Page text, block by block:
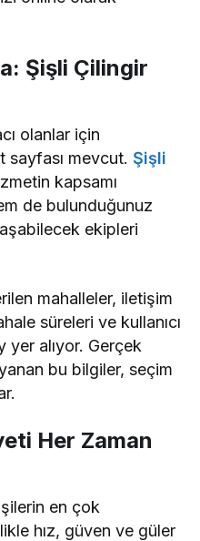
Şişli Çilingir
olanlar için
sayfası mevcut. Şişli
kapsamı
de bulunduğunuz
ekipleri
mahalleler, iletişim
süreleri ve kullanıcı
yer alıyor. Gerçek
bu bilgiler, seçim
Her Zaman
en çok
hız, güven ve güler